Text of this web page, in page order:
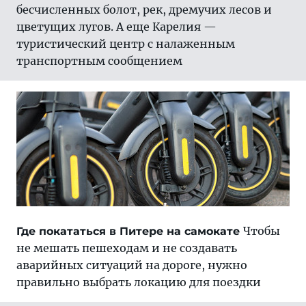
бесчисленных болот, рек, дремучих лесов и
цветущих лугов. А ещe Карелия —
туристический центр с налаженным
транспортным сообщением
Где покататься в Питере на самокате Чтобы
не мешать пешеходам и не создавать
аварийных ситуаций на дороге, нужно
правильно выбрать локацию для поездки